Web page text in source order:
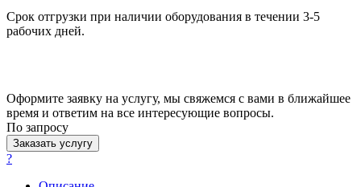
Срок отгрузки при наличии оборудования в течении 3-5
рабочих дней.
Оформите заявку на услугу, мы свяжемся с вами в ближайшее
время и ответим на все интересующие вопросы.
По запросу
Заказать услугу
?